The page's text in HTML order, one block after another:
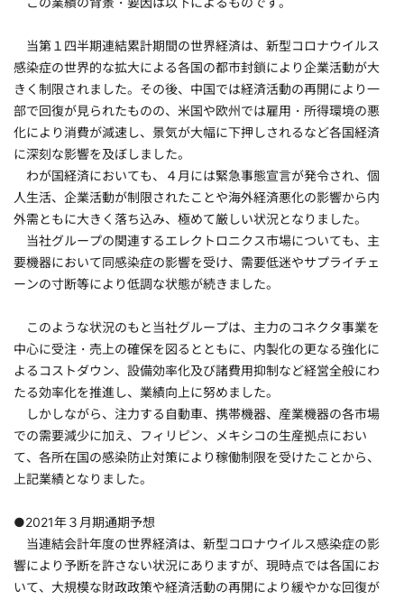
当第１四半期連結累計期間の世界経済は、新型コロナウイルス
感染症の世界的な拡大による各国の都市封鎖により企業活動が大
きく制限されました。その後、中国では経済活動の再開により一
部で回復が見られたものの、米国や欧州では雇用・所得環境の悪
化により消費が減速し、景気が大幅に下押しされるなど各国経済
に深刻な影響を及ぼしました。
わが国経済においても、４月には緊急事態宣言が発令され、個
人生活、企業活動が制限されたことや海外経済悪化の影響から内
外需ともに大きく落ち込み、極めて厳しい状況となりました。
当社グループの関連するエレクトロニクス市場についても、主
要機器において同感染症の影響を受け、需要低迷やサプライチェ
ーンの寸断等により低調な状態が続きました。
このような状況のもと当社グループは、主力のコネクタ事業を
中心に受注・売上の確保を図るとともに、内製化の更なる強化に
よるコストダウン、設備効率化及び諸費用抑制など経営全般にわ
たる効率化を推進し、業績向上に努めました。
しかしながら、注力する自動車、携帯機器、産業機器の各市場
での需要減少に加え、フィリピン、メキシコの生産拠点におい
て、各所在国の感染防止対策により稼働制限を受けたことから、
上記業績となりました。
●2021年３月期通期予想
当連結会計年度の世界経済は、新型コロナウイルス感染症の影
響により予断を許さない状況にありますが、現時点では各国にお
いて、大規模な財政政策や経済活動の再開により緩やかな回復が